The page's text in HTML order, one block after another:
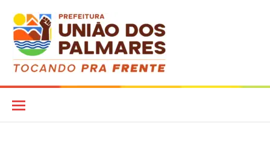
para
conteúdo
Diário Oficial